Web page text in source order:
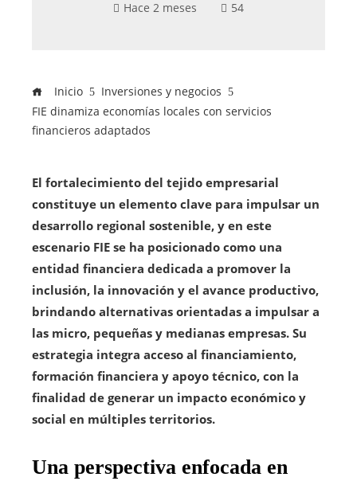
Hace 2 meses
54
Inicio
Inversiones y negocios
FIE dinamiza economías locales con servicios
financieros adaptados
El fortalecimiento del tejido empresarial
constituye un elemento clave para impulsar un
desarrollo regional sostenible, y en este
escenario FIE se ha posicionado como una
entidad financiera dedicada a promover la
inclusión, la innovación y el avance productivo,
brindando alternativas orientadas a impulsar a
las micro, pequeñas y medianas empresas. Su
estrategia integra acceso al financiamiento,
formación financiera y apoyo técnico, con la
finalidad de generar un impacto económico y
social en múltiples territorios.
Una perspectiva enfocada en